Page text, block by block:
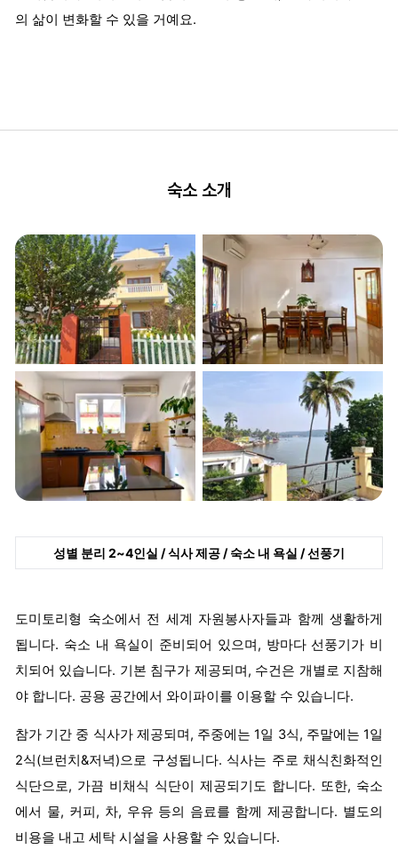
의 삶이 변화할 수 있을 거예요.
숙소 소개
성별 분리 2~4인실 / 식사 제공 / 숙소 내 욕실 / 선풍기
도미토리형 숙소에서 전 세계 자원봉사자들과 함께 생활하게
됩니다. 숙소 내 욕실이 준비되어 있으며, 방마다 선풍기가 비
치되어 있습니다. 기본 침구가 제공되며, 수건은 개별로 지참해
야 합니다. 공용 공간에서 와이파이를 이용할 수 있습니다.
참가 기간 중 식사가 제공되며, 주중에는 1일 3식, 주말에는 1일
2식(브런치&저녁)으로 구성됩니다. 식사는 주로 채식친화적인
식단으로, 가끔 비채식 식단이 제공되기도 합니다. 또한, 숙소
에서 물, 커피, 차, 우유 등의 음료를 함께 제공합니다. 별도의
비용을 내고 세탁 시설을 사용할 수 있습니다.